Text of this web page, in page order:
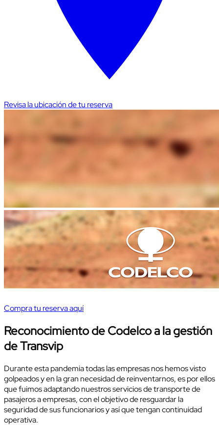
Revisa la ubicación de tu reserva
Compra tu reserva aquí
Reconocimiento de Codelco a la gestión
de Transvip
Durante esta pandemia todas las empresas nos hemos visto
golpeados y en la gran necesidad de reinventarnos, es por ellos
que fuimos adaptando nuestros servicios de transporte de
pasajeros a empresas, con el objetivo de resguardar la
seguridad de sus funcionarios y así que tengan continuidad
operativa.